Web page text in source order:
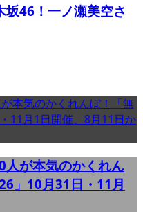
46！一ノ瀬美空さ
人が本気のかくれん
」10月31日・11月